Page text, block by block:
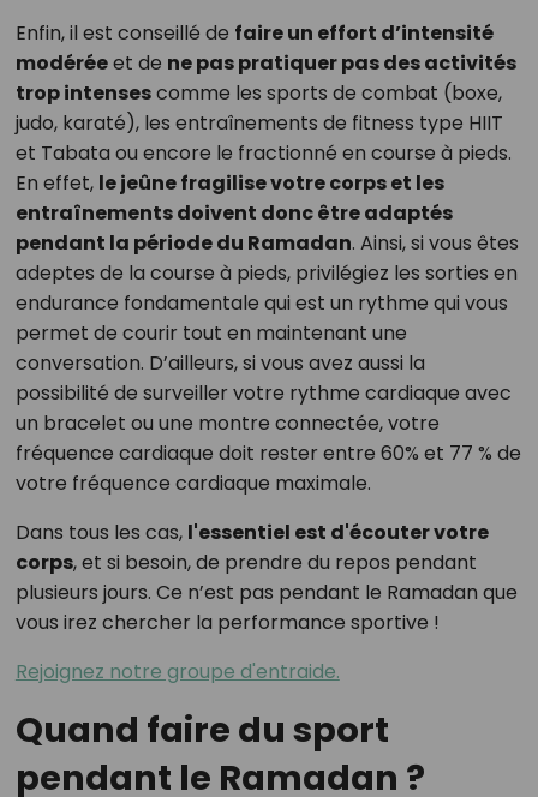
Enfin, il est conseillé de faire un effort d’intensité
modéréeet de ne pas pratiquer pas des activités
trop intensescomme les sports de combat (boxe,
judo, karaté), les entraînements de fitness type HIIT
et Tabata ou encore le fractionné en course à pieds.
En effet, le jeûne fragilise votre corps et les
entraînements doivent donc être adaptés
pendant la période du Ramadan. Ainsi, si vous êtes
adeptes de la course à pieds, privilégiez les sorties en
endurance fondamentale qui est un rythme qui vous
permet de courir tout en maintenant une
conversation. D’ailleurs, si vous avez aussi la
possibilité de surveiller votre rythme cardiaque avec
un bracelet ou une montre connectée, votre
fréquence cardiaque doit rester entre 60% et 77 % de
votre fréquence cardiaque maximale.
Dans tous les cas, l'essentiel est d'écouter votre
corps, et si besoin, de prendre du repos pendant
plusieurs jours. Ce n’est pas pendant le Ramadan que
vous irez chercher la performance sportive !
Rejoignez notre groupe d'entraide.
Quand faire du sport
pendant le Ramadan ?